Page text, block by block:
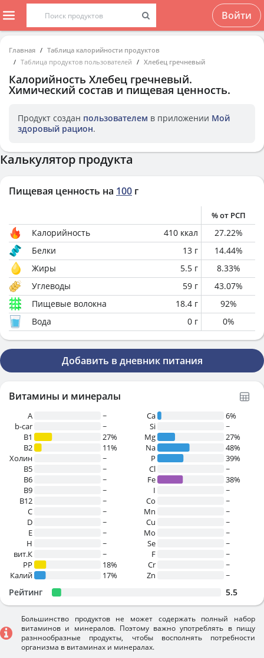
Войти
Главная
Таблица калорийности продуктов
Таблица продуктов пользователей
Хлебец гречневый
Калорийность Хлебец гречневый.
Химический состав и пищевая ценность.
Продукт создан пользователем в приложении Мой
здоровый рацион.
Калькулятор продукта
Пищевая ценность на 100 г
% от РСП
Калорийность 410 ккал 27.22%
Белки
13 г 14.44%
Жиры
5.5 г 8.33%
Углеводы
59 г 43.07%
Пищевые волокна
18.4 г 92%
Вода
0 г 0%
Добавить в дневник питания
Витамины и минералы
A
~
b-car
~
В1
27%
B2
11%
Холин
~
B5
~
B6
~
B9
~
B12
~
C
~
D
~
E
~
H
~
вит.К
~
PP
18%
Калий
17%
Ca
6%
Si
~
Mg
27%
Na
48%
P
39%
Cl
~
Fe
38%
I
~
Co
~
Mn
~
Cu
~
Mo
~
Se
~
F
~
Cr
~
Zn
~
Рейтинг 5.5
Большинство продуктов не может содержать полный набор
витаминов и минералов. Поэтому важно употреблять в пищу
разннообразные продукты, чтобы восполнять потребности
организма в витаминах и минералах.